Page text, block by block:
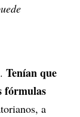
Tenían que
fórmulas
a